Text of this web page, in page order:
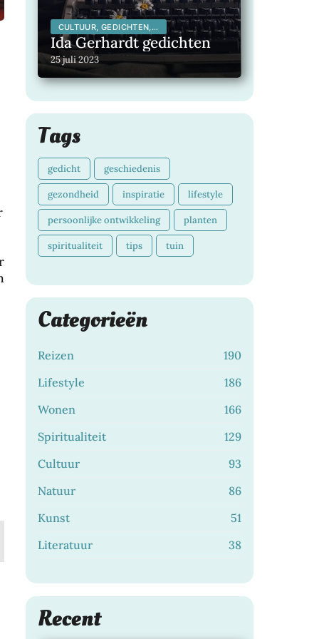
CULTUUR, GEDICHTEN,
INSPIRERENDE
KUNSTENAARS,
INSPIRERENDE MENSEN,
LITERATUUR,
MAATSCHAPPELIJK,
Ida Gerhardt gedichten
25 juli 2023
Tags
gedicht geschiedenis
gezondheid inspiratie lifestyle
persoonlijke ontwikkeling planten
spiritualiteit tips tuin
Categorieën
Reizen
190
Lifestyle
186
Wonen
166
Spiritualiteit
129
Cultuur
93
Natuur
86
Kunst
51
Literatuur
38
Recent
Zo bescherm je je
haarkleur langer met de
juiste shampoo